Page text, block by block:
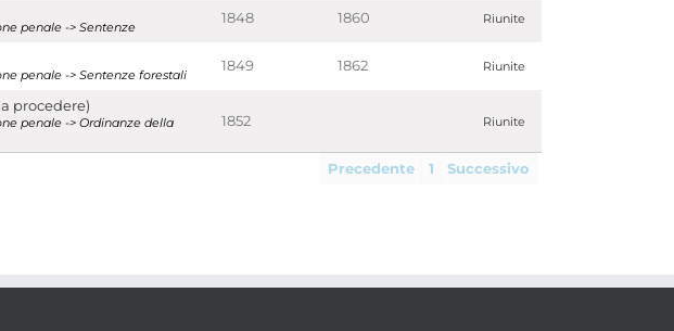
penale -> Sentenze
1848 1860 Riunite
penale -> Sentenze forestali
1849 1862 Riunite
procedere)
penale -> Ordinanze della
1852 Riunite
Precedente 1 Successivo